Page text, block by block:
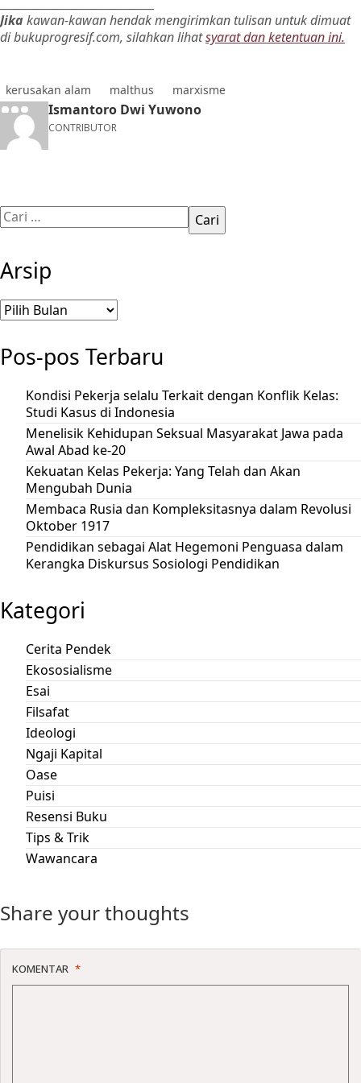
Jika kawan-kawan hendak mengirimkan tulisan untuk dimuat
di bukuprogresif.com, silahkan lihatsyarat dan ketentuan ini.
kerusakan alam malthus marxisme
Ismantoro Dwi Yuwono
CONTRIBUTOR
Cari
untuk:
Arsip
Arsip
Pos-pos Terbaru
Kondisi Pekerja selalu Terkait dengan Konflik Kelas:
Studi Kasus di Indonesia
Menelisik Kehidupan Seksual Masyarakat Jawa pada
Awal Abad ke-20
Kekuatan Kelas Pekerja: Yang Telah dan Akan
Mengubah Dunia
Membaca Rusia dan Kompleksitasnya dalam Revolusi
Oktober 1917
Pendidikan sebagai Alat Hegemoni Penguasa dalam
Kerangka Diskursus Sosiologi Pendidikan
Kategori
Cerita Pendek
Ekososialisme
Esai
Filsafat
Ideologi
Ngaji Kapital
Oase
Puisi
Resensi Buku
Tips & Trik
Wawancara
Share your thoughts
KOMENTAR *